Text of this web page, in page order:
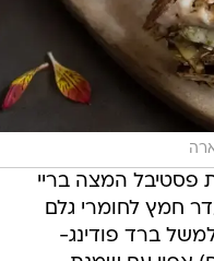
פסטיבל המצה בריי
חמץ לחומרי גלם
ברד פודינג-